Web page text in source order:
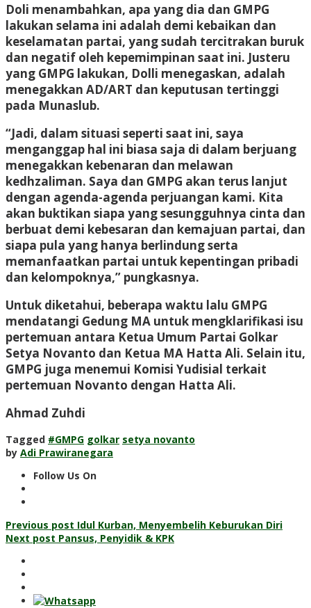
Doli menambahkan, apa yang dia dan GMPG
lakukan selama ini adalah demi kebaikan dan
keselamatan partai, yang sudah tercitrakan buruk
dan negatif oleh kepemimpinan saat ini. Justeru
yang GMPG lakukan, Dolli menegaskan, adalah
menegakkan AD/ART dan keputusan tertinggi
pada Munaslub.
“Jadi, dalam situasi seperti saat ini, saya
menganggap hal ini biasa saja di dalam berjuang
menegakkan kebenaran dan melawan
kedhzaliman. Saya dan GMPG akan terus lanjut
dengan agenda-agenda perjuangan kami. Kita
akan buktikan siapa yang sesungguhnya cinta dan
berbuat demi kebesaran dan kemajuan partai, dan
siapa pula yang hanya berlindung serta
memanfaatkan partai untuk kepentingan pribadi
dan kelompoknya,” pungkasnya.
Untuk diketahui, beberapa waktu lalu GMPG
mendatangi Gedung MA untuk mengklarifikasi isu
pertemuan antara Ketua Umum Partai Golkar
Setya Novanto dan Ketua MA Hatta Ali. Selain itu,
GMPG juga menemui Komisi Yudisial terkait
pertemuan Novanto dengan Hatta Ali.
Ahmad Zuhdi
Tagged #GMPG golkar setya novanto
by Adi Prawiranegara
Follow Us On
Post
navigation
Previous post Idul Kurban, Menyembelih Keburukan Diri
Next post Pansus, Penyidik & KPK